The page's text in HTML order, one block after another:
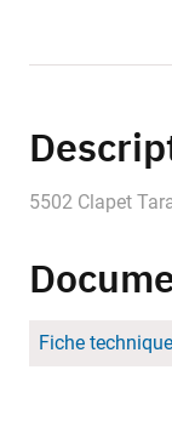
5502 Clapet
Fiche technique